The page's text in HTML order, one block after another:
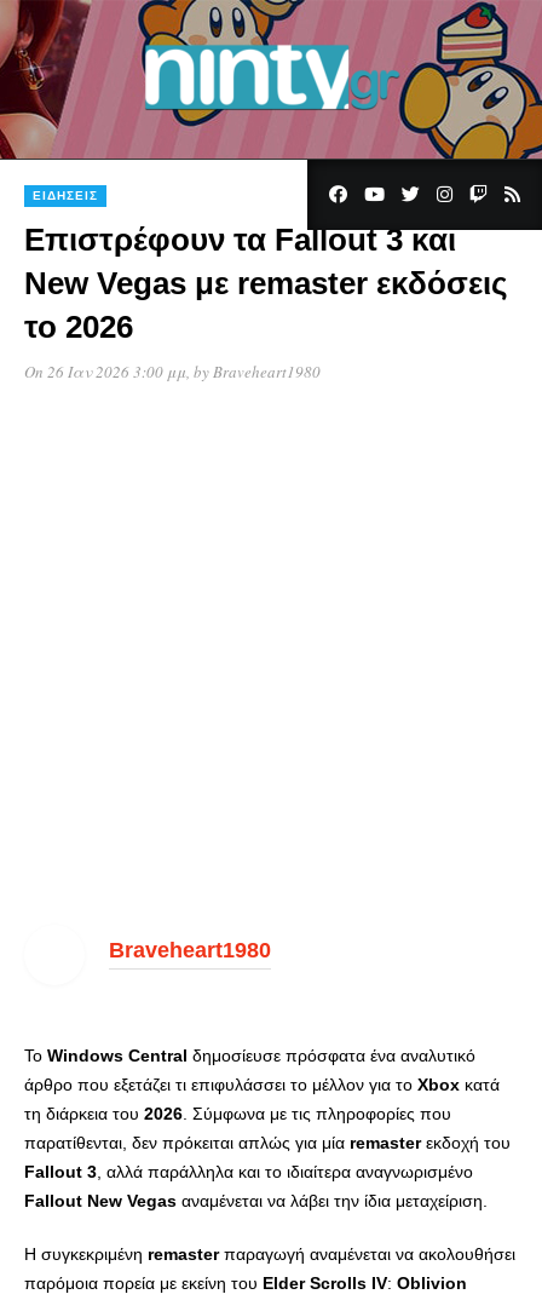
ΕΙΔΉΣΕΙΣ
Επιστρέφουν τα Fallout 3 και
New Vegas με remaster εκδόσεις
το 2026
On 26 Ιαν 2026 3:00 μμ, byBraveheart1980
Braveheart1980
Το Windows Central δημοσίευσε πρόσφατα ένα αναλυτικό
άρθρο που εξετάζει τι επιφυλάσσει το μέλλον για το Xbox κατά
τη διάρκεια του 2026 . Σύμφωνα με τις πληροφορίες που
παρατίθενται, δεν πρόκειται απλώς για μία remasterεκδοχή του
Fallout 3 , αλλά παράλληλα και το ιδιαίτερα αναγνωρισμένο
Fallout New Vegas αναμένεται να λάβει την ίδια μεταχείριση.
Η συγκεκριμένη remasterπαραγωγή αναμένεται να ακολουθήσει
παρόμοια πορεία με εκείνη του Elder Scrolls IV: Oblivion